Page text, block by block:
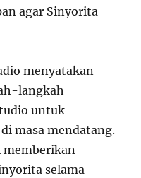
agar Sinyorita
menyatakan
langkah
untuk
masa mendatang.
memberikan
selama